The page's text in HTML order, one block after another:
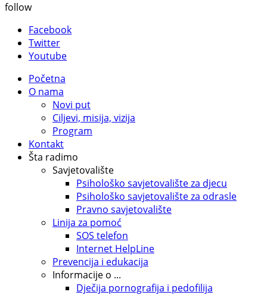
follow
Facebook
Twitter
Youtube
Početna
O nama
Novi put
Ciljevi, misija, vizija
Program
Kontakt
Šta radimo
Savjetovalište
Psihološko savjetovalište za djecu
Psihološko savjetovalište za odrasle
Pravno savjetovalište
Linija za pomoć
SOS telefon
Internet HelpLine
Prevencija i edukacija
Informacije o ...
Dječija pornografija i pedofilija